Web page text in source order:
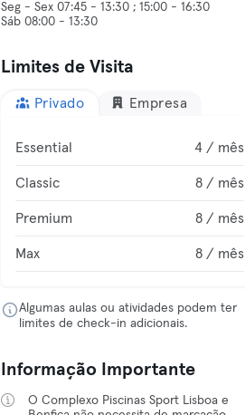
Seg - Sex 07:45 - 13:30 ; 15:00 - 16:30
Sáb 08:00 - 13:30
Limites de Visita
Privado Empresa
Essential 4 / mês
Classic 8 / mês
Premium 8 / mês
Max 8 / mês
Algumas aulas ou atividades podem ter
limites de check-in adicionais.
Informação Importante
O Complexo Piscinas Sport Lisboa e